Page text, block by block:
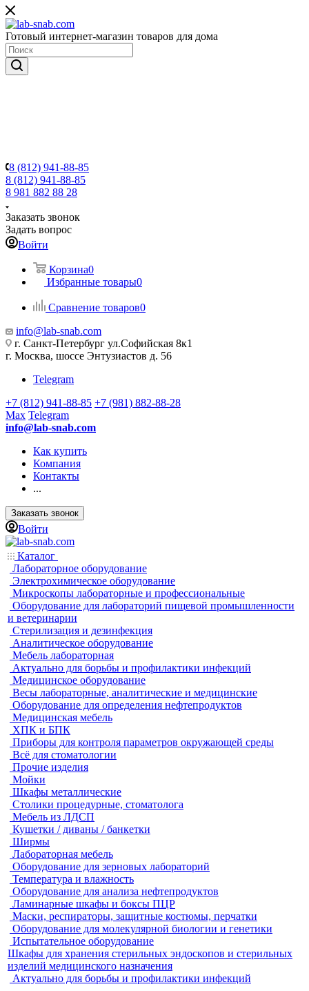
Готовый интернет-магазин товаров для дома
8 (812) 941-88-85
8 (812) 941-88-85
8 981 882 88 28
Заказать звонок
Задать вопрос
Войти
Корзина0
Избранные товары0
Сравнение товаров0
info@lab-snab.com
г. Санкт-Петербург ул.Софийская 8к1
г. Москва, шоссе Энтузиастов д. 56
Telegram
+7 (812) 941-88-85 +7 (981) 882-88-28
Max Telegram
info@lab-snab.com
Как купить
Компания
Контакты
...
Заказать звонок
Войти
Каталог
Лабораторное оборудование
Электрохимическое оборудование
Микроскопы лабораторные и профессиональные
Оборудование для лабораторий пищевой промышленности
и ветеринарии
Стерилизация и дезинфекция
Аналитическое оборудование
Мебель лабораторная
Актуально для борьбы и профилактики инфекций
Медицинское оборудование
Весы лабораторные, аналитические и медицинские
Оборудование для определения нефтепродуктов
Медицинская мебель
ХПК и БПК
Приборы для контроля параметров окружающей среды
Всё для стоматологии
Прочие изделия
Мойки
Шкафы металлические
Столики процедурные, стоматолога
Мебель из ЛДСП
Кушетки / диваны / банкетки
Ширмы
Лабораторная мебель
Оборудование для зерновых лабораторий
Температура и влажность
Оборудование для анализа нефтепродуктов
Ламинарные шкафы и боксы ПЦР
Маски, респираторы, защитные костюмы, перчатки
Оборудование для молекулярной биологии и генетики
Испытательное оборудование
Шкафы для хранения стерильных эндоскопов и стерильных
изделий медицинского назначения
Актуально для борьбы и профилактики инфекций